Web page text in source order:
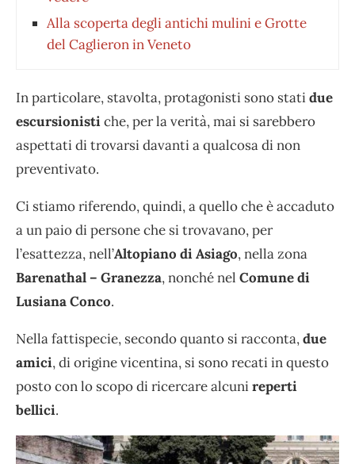
Alla scoperta degli antichi mulini e Grotte
del Caglieron in Veneto
In particolare, stavolta, protagonisti sono statidue
escursionistiche, per la verità, mai si sarebbero
aspettati di trovarsi davanti a qualcosa di non
preventivato.
Ci stiamo riferendo, quindi, a quello che è accaduto
a un paio di persone che si trovavano, per
l’esattezza, nell’Altopiano di Asiago, nella zona
Barenathal – Granezza, nonché nel Comune di
Lusiana Conco.
Nella fattispecie, secondo quanto si racconta,due
amici, di origine vicentina, si sono recati in questo
posto con lo scopo di ricercare alcunireperti
bellici.